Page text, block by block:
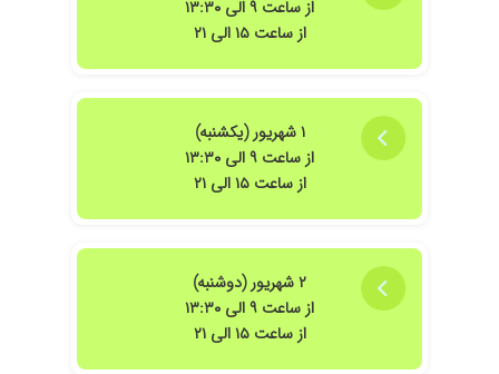
از ساعت ۹ الی ۱۳:۳۰
از ساعت ۱۵ الی ۲۱
۱ شهریور (یکشنبه)
از ساعت ۹ الی ۱۳:۳۰
از ساعت ۱۵ الی ۲۱
۲ شهریور (دوشنبه)
از ساعت ۹ الی ۱۳:۳۰
از ساعت ۱۵ الی ۲۱